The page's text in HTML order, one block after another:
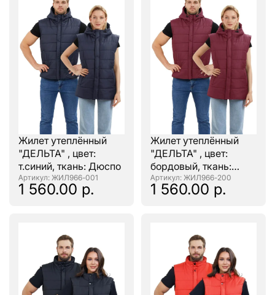
Жилет утеплённый
"ДЕЛЬТА" , цвет:
т.синий, ткань: Дюспо
: ЖИЛ966-001
1 560.00 р.
Жилет утеплённый
"ДЕЛЬТА" , цвет:
бордовый, ткань:
Дюспо: ЖИЛ966-200
1 560.00 р.